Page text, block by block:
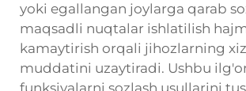
yoki egallangan joylarga qarab
maqsadli nuqtalar ishlatilish
kamaytirish orqali jihozlarning
muddatini uzaytiradi. Ushbu
funksiyalarni sozlash usullarini